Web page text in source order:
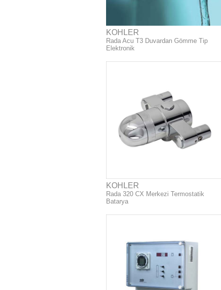
KOHLER
Rada Acu T3 Duvardan Gömme Tip
Elektronik
KOHLER
Rada 320 CX Merkezi Termostatik
Batarya